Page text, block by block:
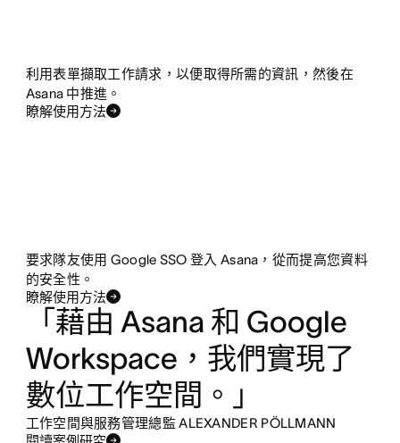
利用表單擷取工作請求，以便取得所需的資訊，然後在
Asana 中推進。
瞭解使用方法
要求隊友使用 Google SSO 登入 Asana，從而提高您資料
的安全性。
瞭解使用方法
「藉由 Asana 和 Google
Workspace，我們實現了
數位工作空間。」
工作空間與服務管理總監 ALEXANDER PÖLLMANN